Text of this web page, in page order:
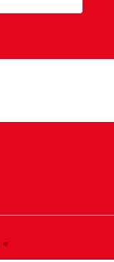
*Obligatorio